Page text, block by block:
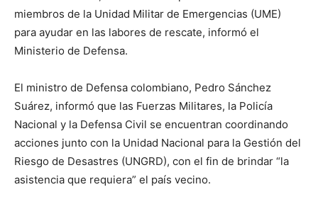
miembros de la Unidad Militar de Emergencias (UME)
para ayudar en las labores de rescate, informó el
Ministerio de Defensa.
El ministro de Defensa colombiano, Pedro Sánchez
Suárez, informó que las Fuerzas Militares, la Policía
Nacional y la Defensa Civil se encuentran coordinando
acciones junto con la Unidad Nacional para la Gestión del
Riesgo de Desastres (UNGRD), con el fin de brindar “la
asistencia que requiera” el país vecino.